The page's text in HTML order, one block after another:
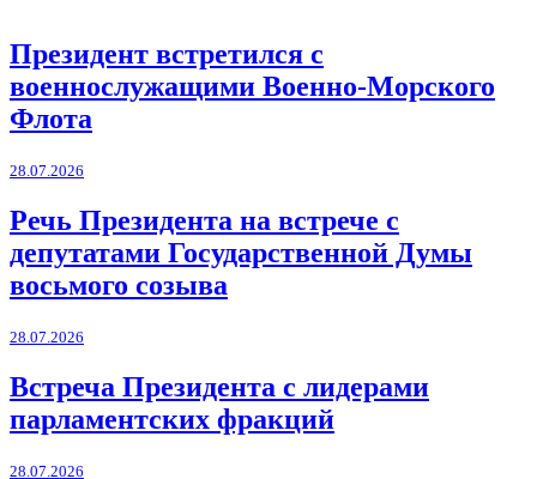
Президент встретился с
военнослужащими Военно-Морского
Флота
28.07.2026
Речь Президента на встрече с
депутатами Государственной Думы
восьмого созыва
28.07.2026
Встреча Президента с лидерами
парламентских фракций
28.07.2026